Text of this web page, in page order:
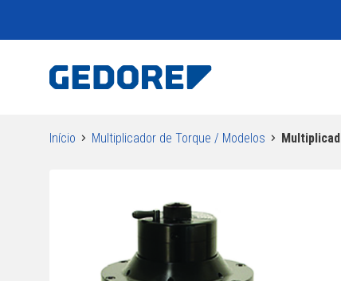
Início Multiplicador de Torque / Modelos